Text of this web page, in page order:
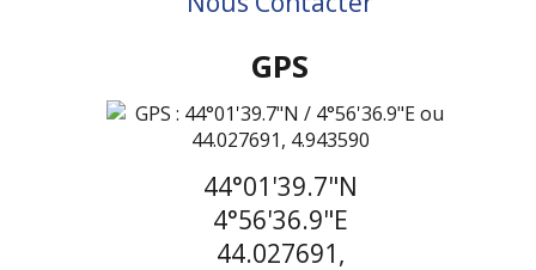
GPS
44°01'39.7"N
4°56'36.9"E
44.027691,